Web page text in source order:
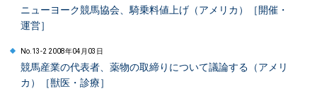
ニューヨーク競馬協会、騎乗料値上げ（アメリカ）［開催・
運営］
No.13-2 2008年04月03日
競馬産業の代表者、薬物の取締りについて議論する（アメリ
カ）［獣医・診療］